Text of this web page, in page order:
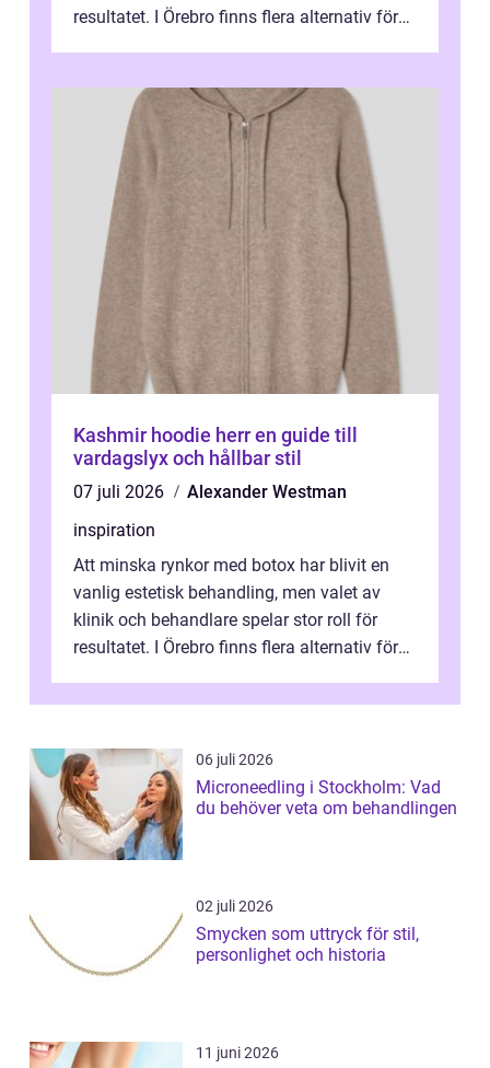
resultatet. I Örebro finns flera alternativ för
Kashmir hoodie herr en guide till
vardagslyx och hållbar stil
07 juli 2026
Alexander Westman
inspiration
Att minska rynkor med botox har blivit en
vanlig estetisk behandling, men valet av
klinik och behandlare spelar stor roll för
resultatet. I Örebro finns flera alternativ för
06 juli 2026
Microneedling i Stockholm: Vad
du behöver veta om behandlingen
02 juli 2026
Smycken som uttryck för stil,
personlighet och historia
11 juni 2026